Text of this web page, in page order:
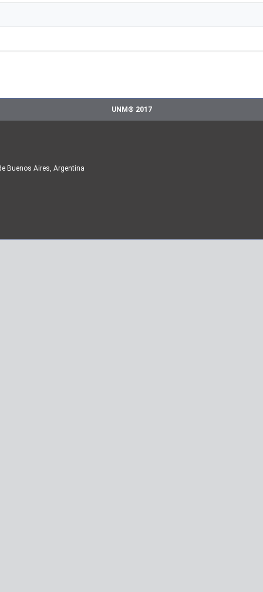
UNM® 2017
Buenos Aires, Argentina